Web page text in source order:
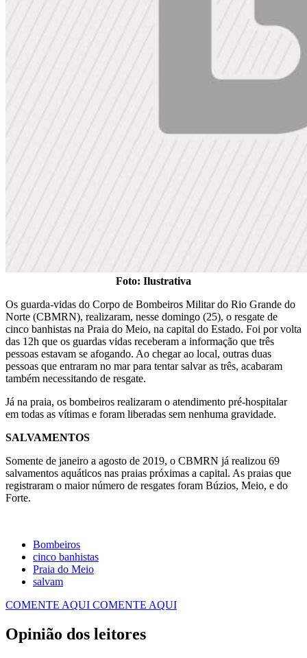
Foto: Ilustrativa
Os guarda-vidas do Corpo de Bombeiros Militar do Rio Grande do
Norte (CBMRN), realizaram, nesse domingo (25), o resgate de
cinco banhistas na Praia do Meio, na capital do Estado. Foi por volta
das 12h que os guardas vidas receberam a informação que três
pessoas estavam se afogando. Ao chegar ao local, outras duas
pessoas que entraram no mar para tentar salvar as três, acabaram
também necessitando de resgate.
Já na praia, os bombeiros realizaram o atendimento pré-hospitalar
em todas as vítimas e foram liberadas sem nenhuma gravidade.
SALVAMENTOS
Somente de janeiro a agosto de 2019, o CBMRN já realizou 69
salvamentos aquáticos nas praias próximas a capital. As praias que
registraram o maior número de resgates foram Búzios, Meio, e do
Forte.
Bombeiros
cinco banhistas
Praia do Meio
salvam
COMENTE AQUI COMENTE AQUI
Opinião dos leitores